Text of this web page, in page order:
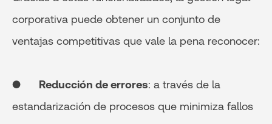
corporativa puede obtener un conjunto de
ventajas competitivas que vale la pena reconocer:
● Reducción de errores: a través de la
estandarización de procesos que minimiza fallos